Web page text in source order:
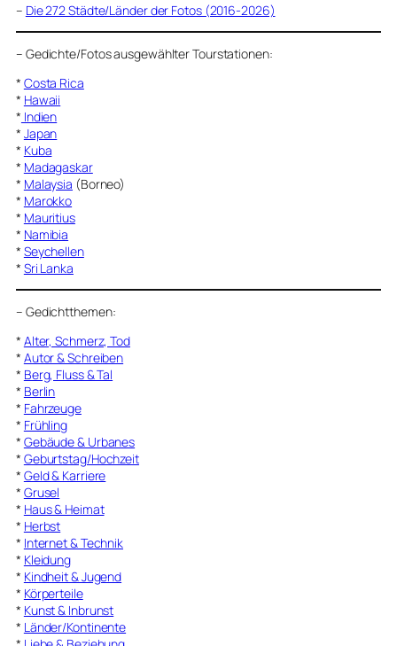
– Die 272 Städte/Länder der Fotos (2016-2026)
– Gedichte/Fotos ausgewählter Tourstationen:
* Costa Rica
* Hawaii
* Indien
* Japan
* Kuba
* Madagaskar
* Malaysia (Borneo)
* Marokko
* Mauritius
* Namibia
* Seychellen
* Sri Lanka
– Gedichtthemen:
* Alter, Schmerz, Tod
* Autor & Schreiben
* Berg, Fluss & Tal
* Berlin
* Fahrzeuge
* Frühling
* Gebäude & Urbanes
* Geburtstag/Hochzeit
* Geld & Karriere
* Grusel
* Haus & Heimat
* Herbst
* Internet & Technik
* Kleidung
* Kindheit & Jugend
* Körperteile
* Kunst & Inbrunst
* Länder/Kontinente